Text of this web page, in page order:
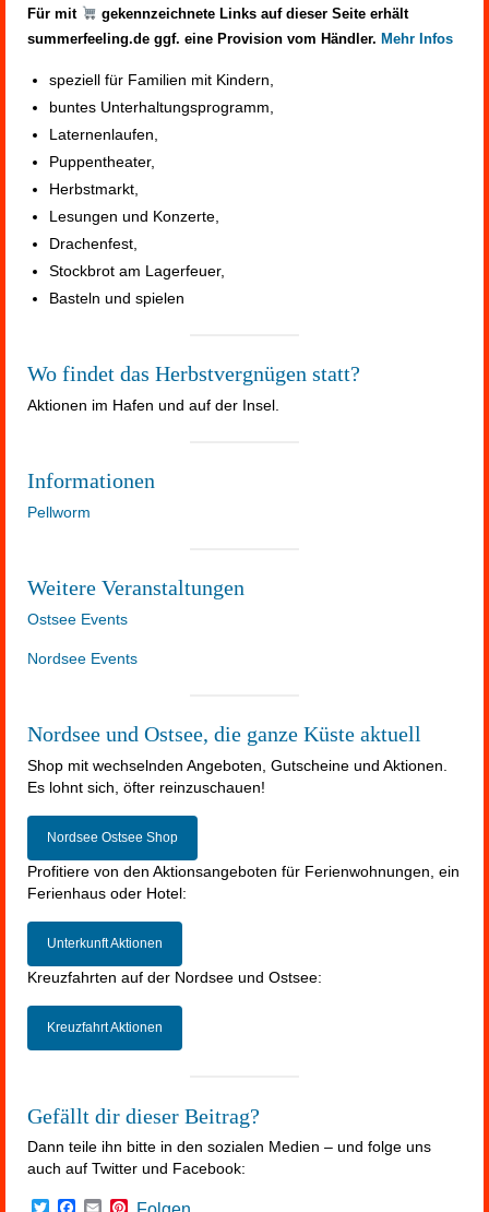
Für mit
gekennzeichnete Links auf dieser Seite erhält
summerfeeling.de ggf. eine Provision vom Händler. Mehr Infos
speziell für Familien mit Kindern,
buntes Unterhaltungsprogramm,
Laternenlaufen,
Puppentheater,
Herbstmarkt,
Lesungen und Konzerte,
Drachenfest,
Stockbrot am Lagerfeuer,
Basteln und spielen
Wo findet das Herbstvergnügen statt?
Aktionen im Hafen und auf der Insel.
Informationen
Pellworm
Weitere Veranstaltungen
Ostsee Events
Nordsee Events
Nordsee und Ostsee, die ganze Küste aktuell
Shop mit wechselnden Angeboten, Gutscheine und Aktionen.
Es lohnt sich, öfter reinzuschauen!
Nordsee Ostsee Shop
Profitiere von den Aktionsangeboten für Ferienwohnungen, ein
Ferienhaus oder Hotel:
Unterkunft Aktionen
Kreuzfahrten auf der Nordsee und Ostsee:
Kreuzfahrt Aktionen
Gefällt dir dieser Beitrag?
Dann teile ihn bitte in den sozialen Medien – und folge uns
auch auf Twitter und Facebook:
TwitterFacebook
EmailPinterest